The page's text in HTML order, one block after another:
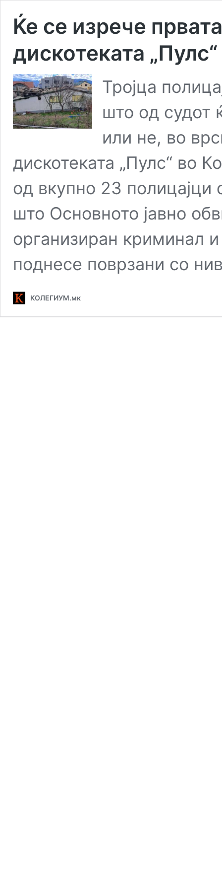
Ќе се изрече
дискотеката
Тројца
што од судот
или не, во
дискотеката „Пулс“ во
од вкупно 23 полицајци
што Основното јавно
организиран криминал
поднесе поврзани со
КОЛЕГИУМ.мк